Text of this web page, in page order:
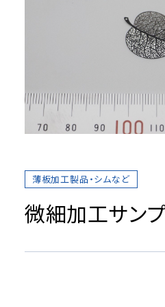
薄板加工製品・シムなど
微細加工サン